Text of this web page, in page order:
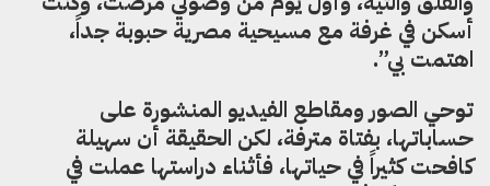
أسكن في غرفة مع مسيحية مصرية حبوبة جداً،
اهتمت بي”.
توحي الصور ومقاطع الفيديو المنشورة على
حساباتها، بفتاة مترفة، لكن الحقيقة أن سهيلة
كافحت كثيرا في حياتها، فأثناء دراستها عملت في